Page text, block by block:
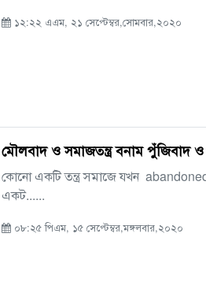
১২:২২ এএম, ২১ সেপ্টেম্বর,সোমবার,২০২০
মৌলবাদ ও সমাজতন্ত্র বনাম পুঁজিবাদ ও
কোনো একটি তন্ত্র সমাজে যখন
একট......
০৮:২৫ পিএম, ১৫ সেপ্টেম্বর,মঙ্গলবার,২০২০